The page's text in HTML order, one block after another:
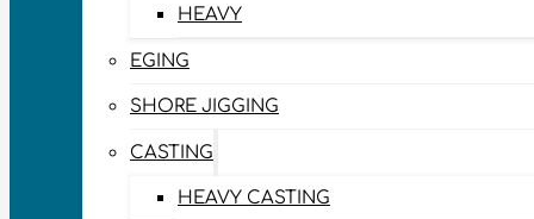
HEAVY
EGING
SHORE JIGGING
CASTING
HEAVY CASTING